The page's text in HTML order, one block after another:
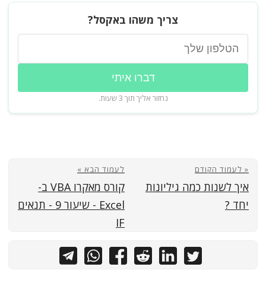
צריך משהו באקסל?
דברו איתי
נחזור אליך תוך 3 שעות.
« לעמוד הקודם
איך לשנות כמה גיליונות
יחד ?
לעמוד הבא »
קורס מאקרו VBA ב-
Excel - שיעור 9 - תנאים
IF